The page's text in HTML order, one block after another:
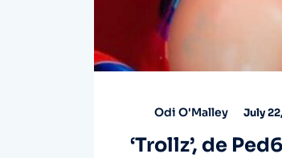
Odi O'Malley July
‘Trollz’, de